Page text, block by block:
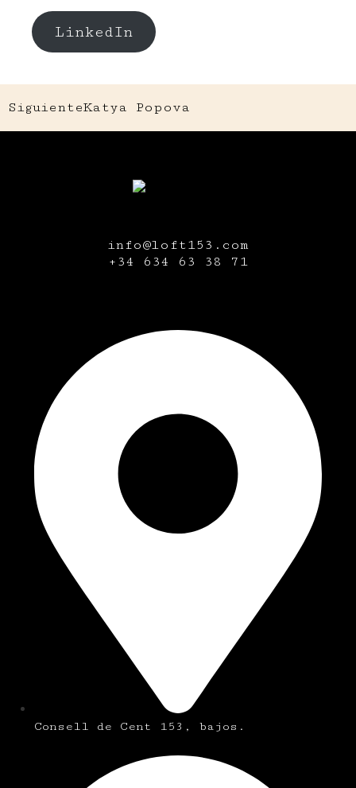
LinkedIn
SiguienteKatya Popova
info@loft153.com
+34 634 63 38 71
Consell de Cent 153, bajos.